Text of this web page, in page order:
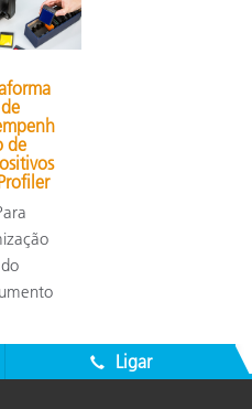
de
de
do
Ligar